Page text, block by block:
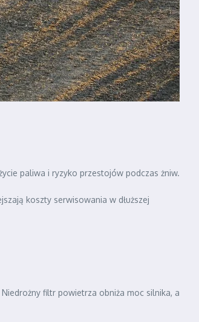
paliwa i ryzyko przestojów podczas żniw.
koszty serwisowania w dłuższej
filtr powietrza obniża moc silnika, a